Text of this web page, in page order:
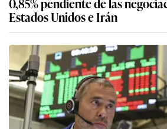
Estados Unidos e Irán